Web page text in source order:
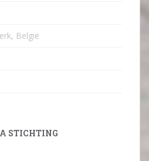
België
STICHTING